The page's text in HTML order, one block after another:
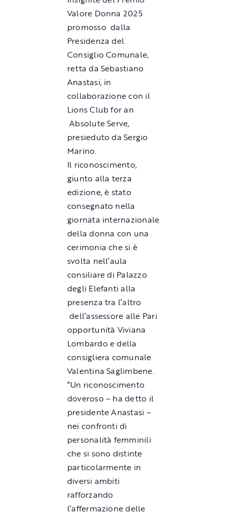
Valore Donna 2025
promosso dalla
Presidenza del
Consiglio Comunale,
retta da Sebastiano
Anastasi, in
collaborazione con il
Lions Club for an
Absolute Serve,
presieduto da Sergio
Marino.
Il riconoscimento,
giunto alla terza
edizione, è stato
consegnato nella
giornata internazionale
della donna con una
cerimonia che si è
svolta nell’aula
consiliare di Palazzo
degli Elefanti alla
presenza tra l’altro
dell’assessore alle Pari
opportunità Viviana
Lombardo e della
consigliera comunale
Valentina Saglimbene.
“Un riconoscimento
doveroso – ha detto il
presidente Anastasi –
nei confronti di
personalità femminili
che si sono distinte
particolarmente in
diversi ambiti
rafforzando
l’affermazione delle